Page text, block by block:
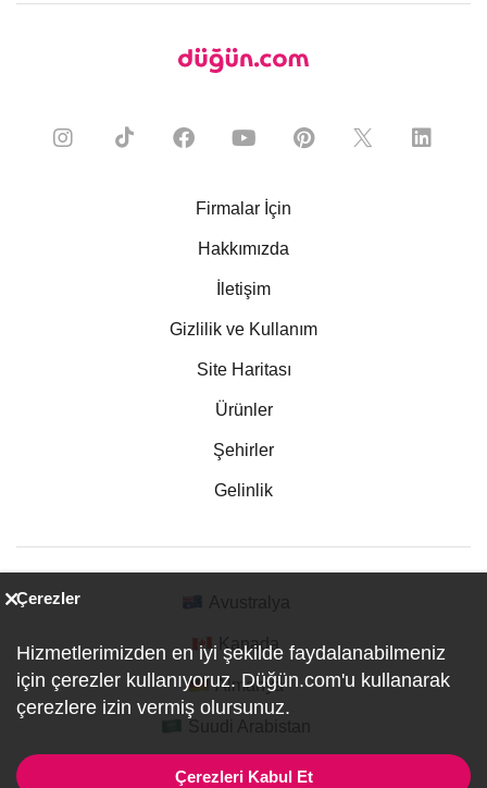
Firmalar İçin
Hakkımızda
İletişim
Gizlilik ve Kullanım
Site Haritası
Ürünler
Şehirler
Gelinlik
Kanada
Almanya
Çerezler
Hizmetlerimizden en iyi şekilde faydalanabilmeniz
için çerezler kullanıyoruz. Düğün.com'u kullanarak
çerezlere izin vermiş olursunuz.
Çerezleri Kabul Et